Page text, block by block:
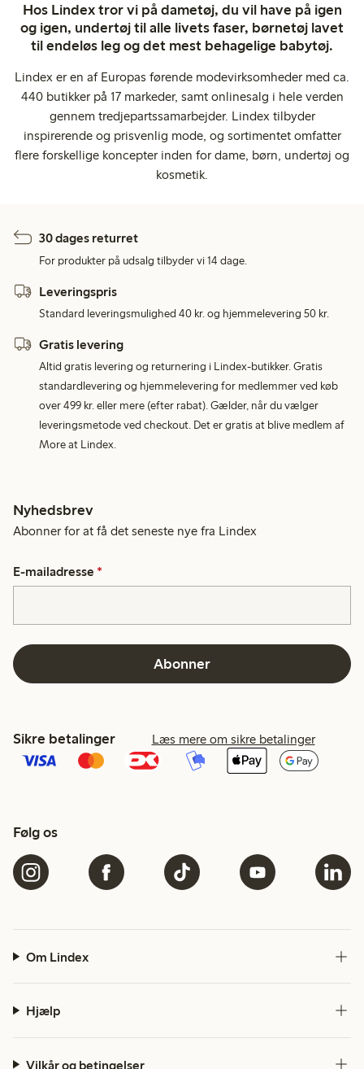
Hos Lindex tror vi på dametøj, du vil have på igen
og igen, undertøj til alle livets faser, børnetøj lavet
til endeløs leg og det mest behagelige babytøj.
Lindex er en af Europas førende modevirksomheder med ca.
440 butikker på 17 markeder, samt onlinesalg i hele verden
gennem tredjepartssamarbejder. Lindex tilbyder
inspirerende og prisvenlig mode, og sortimentet omfatter
flere forskellige koncepter inden for dame, børn, undertøj og
kosmetik.
30 dages returret
For produkter på udsalg tilbyder vi 14 dage.
Leveringspris
Standard leveringsmulighed 40 kr. og hjemmelevering 50 kr.
Gratis levering
Altid gratis levering og returnering i Lindex-butikker. Gratis
standardlevering og hjemmelevering for medlemmer ved køb
over 499 kr. eller mere (efter rabat). Gælder, når du vælger
leveringsmetode ved checkout. Det er gratis at blive medlem af
More at Lindex.
Nyhedsbrev
Abonner for at få det seneste nye fra Lindex
E-mailadresse *
Abonner
Sikre betalinger Læs mere om sikre betalinger
Følg os
Om Lindex
Hjælp
Vilkår og betingelser